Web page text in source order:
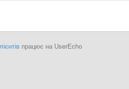
працює на UserEcho